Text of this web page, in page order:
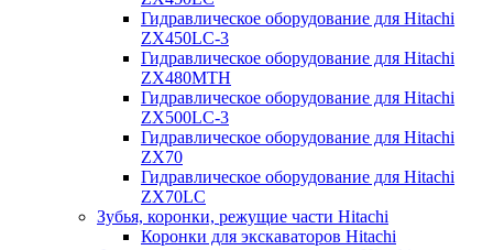
Гидравлическое оборудование для Hitachi
ZX450LC-3
Гидравлическое оборудование для Hitachi
ZX480MTH
Гидравлическое оборудование для Hitachi
ZX500LC-3
Гидравлическое оборудование для Hitachi
ZX70
Гидравлическое оборудование для Hitachi
ZX70LC
Зубья, коронки, режущие части Hitachi
Коронки для экскаваторов Hitachi